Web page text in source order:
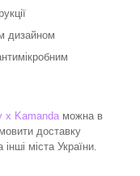
дизайном
x Kamanda можна в
доставку
міста України.